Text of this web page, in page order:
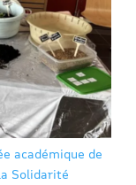
académique de
Solidarité